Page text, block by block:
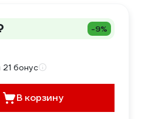
-9%
бонус
В корзину